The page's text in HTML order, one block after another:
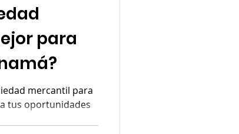
para
mercantil para
tus oportunidades